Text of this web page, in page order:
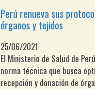
Perú renueva sus
órganos y tejidos
25/06/2021
El Ministerio de Salud de
norma técnica que busca
recepción y donación de